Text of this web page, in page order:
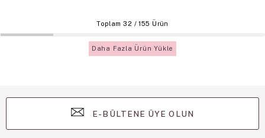
Toplam32 /155 Ürün
Daha Fazla Ürün Yükle
E-BÜLTENE ÜYE OLUN